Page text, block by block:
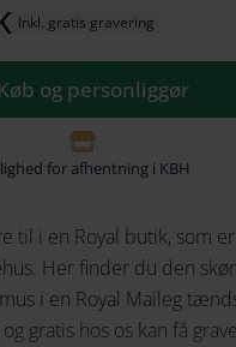
244
284
Inkl. gratis gravering
Køb og personliggør
for afhentning i KBH
til i en Royal butik, som
Her finder du den
i en Royal Maileg
gratis hos os kan få